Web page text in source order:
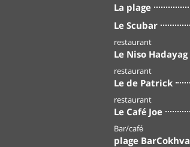
La plage
Le Scubar
restaurant
Le Niso Hadayag
restaurant
Le de Patrick
restaurant
Le Café Joe
Bar/café
plage BarCokhva